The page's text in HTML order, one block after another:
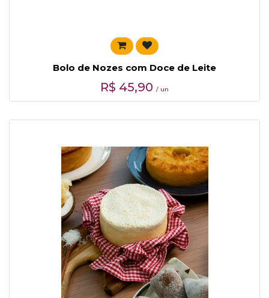
Bolo de Nozes com Doce de Leite
R$ 45,90 / un